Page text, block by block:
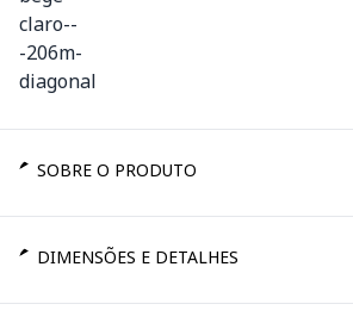
SOBRE O PRODUTO
DIMENSÕES E DETALHES